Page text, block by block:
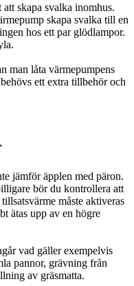
skapa svalka inomhus.
skapa svalka till en
hos ett par glödlampor.
man låta värmepumpens
ett extra tillbehör och
jämför äpplen med päron.
bör du kontrollera att
måste aktiveras
ätas upp av en högre
vad gäller exempelvis
pannor, grävning från
av gräsmatta.